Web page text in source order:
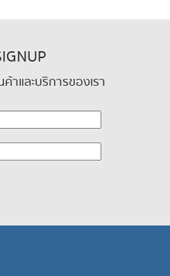
าและบริการของเรา